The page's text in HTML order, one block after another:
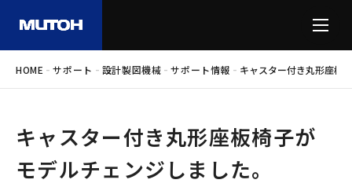
HOME -サポート - 設計製図機械 -サポート情報 - キャスター付き丸形座板
キャスター付き丸形座板椅子が
モデルチェンジしました。